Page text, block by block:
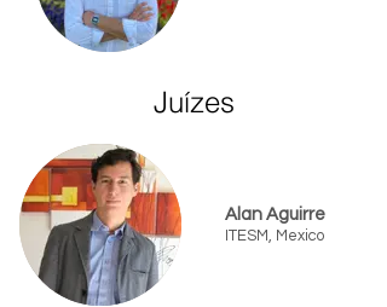
Juízes
Alan Aguirre
ITESM, Mexico